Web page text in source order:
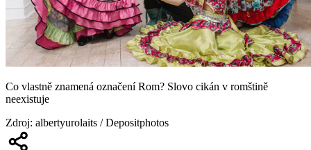
Co vlastně znamená označení Rom? Slovo cikán v romštině
neexistuje
Zdroj: albertyurolaits / Depositphotos